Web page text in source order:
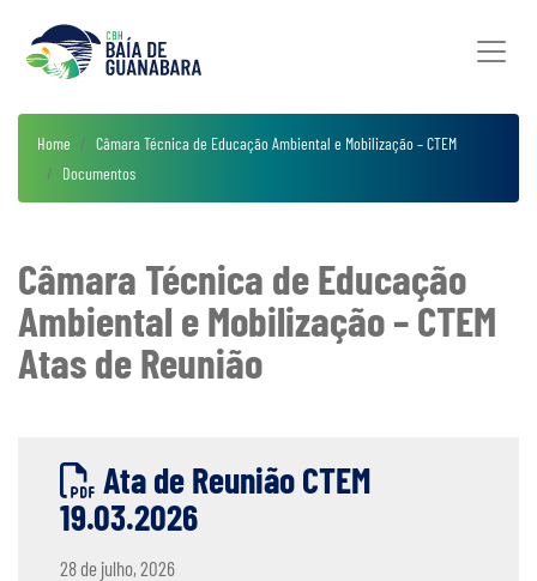
Home
Câmara Técnica de Educação Ambiental e Mobilização – CTEM
Documentos
Câmara Técnica de Educação
Ambiental e Mobilização – CTEM
Atas de Reunião
Ata de Reunião CTEM
19.03.2026
28 de julho, 2026